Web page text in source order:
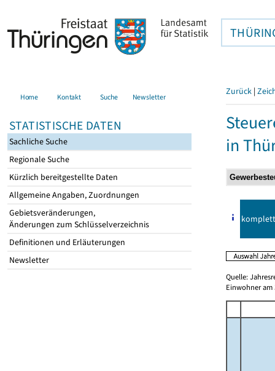
Home Kontakt Suche Newsletter
STATISTISCHE DATEN
Sachliche Suche
Regionale Suche
Kürzlich bereitgestellte Daten
Allgemeine Angaben, Zuordnungen
Gebietsveränderungen,
Änderungen zum Schlüsselverzeichnis
Definitionen und Erläuterungen
Newsletter
Zurück |
in
komplett
Quelle:
Einwohner am